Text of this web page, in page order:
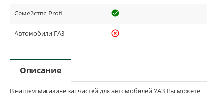
Семейство Profi check_circle_outline
Автомобили ГАЗ highlight_off
Описание
В нашем магазине запчастей для автомобилей УАЗ Вы можете